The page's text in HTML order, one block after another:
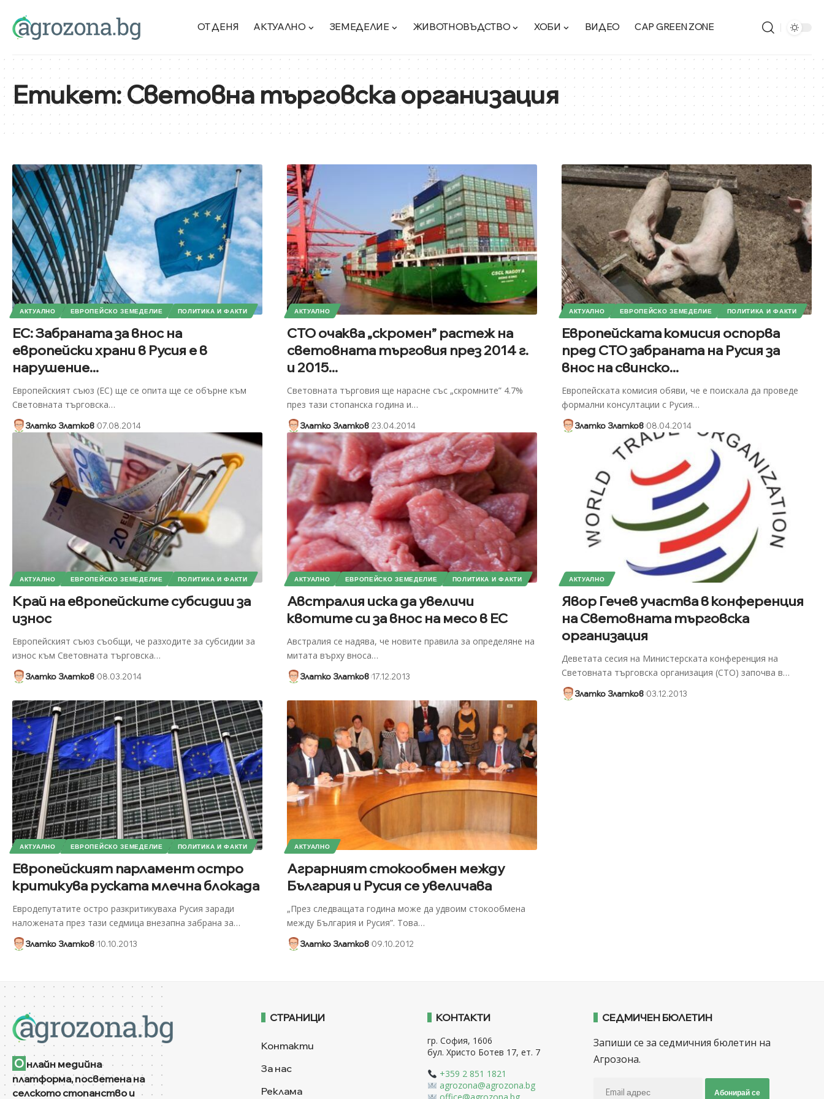
ОТ ДЕНЯ АКТУАЛНО ЗЕМЕДЕЛИЕ ЖИВОТНОВЪДСТВО ХОБИ ВИДЕО CAP GREEN ZONE
Етикет:Световна търговска организация
АКТУАЛНО ЕВРОПЕЙСКО ЗЕМЕДЕЛИЕ ПОЛИТИКА И ФАКТИ
ЕС: Забраната за внос на
европейски храни в Русия е в
нарушение...
Европейският съюз (ЕС) ще се опита ще се обърне към
Световната търговска…
Златко Златков 07.08.2014
АКТУАЛНО
СТО очаква „скромен” растеж на
световната търговия през 2014 г.
и 2015...
Световната търговия ще нарасне със „скромните” 4.7%
през тази стопанска година и…
Златко Златков 23.04.2014
АКТУАЛНО ЕВРОПЕЙСКО ЗЕМЕДЕЛИЕ ПОЛИТИКА И ФАКТИ
Европейската комисия оспорва
пред СТО забраната на Русия за
внос на свинско...
Европейската комисия обяви, че е поискала да проведе
формални консултации с Русия…
Златко Златков 08.04.2014
АКТУАЛНО ЕВРОПЕЙСКО ЗЕМЕДЕЛИЕ ПОЛИТИКА И ФАКТИ
Край на европейските субсидии за
износ
Европейският съюз съобщи, че разходите за субсидии за
износ към Световната търговска…
Златко Златков 08.03.2014
АКТУАЛНО ЕВРОПЕЙСКО ЗЕМЕДЕЛИЕ ПОЛИТИКА И ФАКТИ
Австралия иска да увеличи
квотите си за внос на месо в ЕС
Австралия се надява, че новите правила за определяне на
митата върху вноса…
Златко Златков 17.12.2013
АКТУАЛНО
Явор Гечев участва в конференция
на Световната търговска
организация
Деветата сесия на Министерската конференция на
Световната търговска организация (СТО) започва в…
Златко Златков 03.12.2013
АКТУАЛНО ЕВРОПЕЙСКО ЗЕМЕДЕЛИЕ ПОЛИТИКА И ФАКТИ
Европейският парламент остро
критикува руската млечна блокада
Евродепутатите остро разкритикуваха Русия заради
наложената през тази седмица внезапна забрана за…
Златко Златков 10.10.2013
АКТУАЛНО
Аграрният стокообмен между
България и Русия се увеличава
„През следващата година може да удвоим стокообмена
между България и Русия”. Това…
Златко Златков 09.10.2012
О нлайн медийна
платформа, посветена на
селското стопанство и
СТРАНИЦИ
Контакти
За нас
Реклама
КОНТАКТИ
гр. София, 1606
бул. Христо Ботев 17, ет. 7
+359 2 851 1821
agrozona@agrozona.bg
СЕДМИЧЕН БЮЛЕТИН
Запиши се за седмичния бюлетин на
Агрозона.
Абонирай се